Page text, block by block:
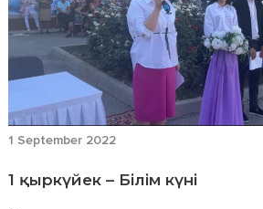
1 September 2022
1 қыркүйек – Білім күні